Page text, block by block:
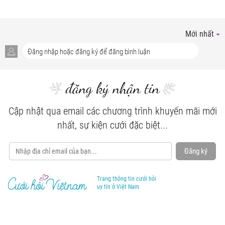
Mới nhất
đăng ký nhận tin
Cập nhật qua email các chương trình khuyến mãi mới
nhất, sự kiện cưới đặc biệt...
Đăng ký
Trang thông tin cưới hỏi
uy tín ở Việt Nam